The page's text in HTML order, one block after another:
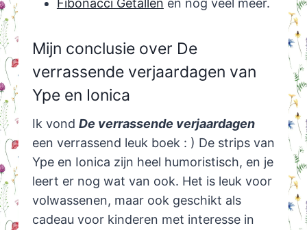
Fibonacci Getallen en nog veel meer.
Mijn conclusie over De
verrassende verjaardagen van
Ype en Ionica
Ik vond De verrassende verjaardagen
een verrassend leuk boek : ) De strips van
Ype en Ionica zijn heel humoristisch, en je
leert er nog wat van ook. Het is leuk voor
volwassenen, maar ook geschikt als
cadeau voor kinderen met interesse in